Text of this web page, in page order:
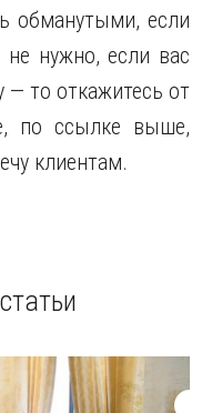
обманутыми, если
нужно, если вас
— то откажитесь от
по ссылке выше,
клиентам.